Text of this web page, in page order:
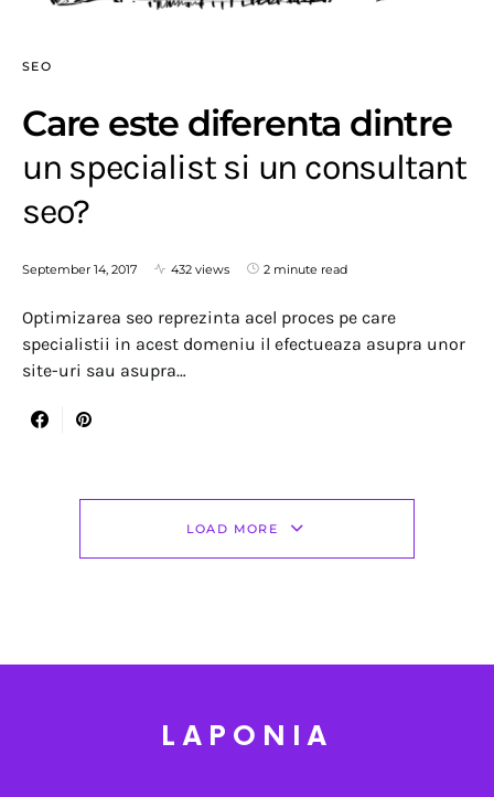
SEO
Care este diferenta dintre
un specialist si un consultant
seo?
September 14, 2017 432 views 2 minute read
Optimizarea seo reprezinta acel proces pe care
specialistii in acest domeniu il efectueaza asupra unor
site-uri sau asupra…
LOAD MORE
LAPONIA